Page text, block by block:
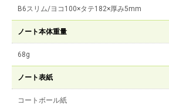
B6スリム/ヨコ100×タテ182×厚み5mm
ノート本体重量
68g
ノート表紙
コートボール紙